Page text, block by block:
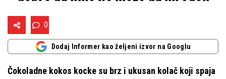
0
Dodaj Informer kao željeni izvor na Googlu
Čokoladne kokos kocke su brz i ukusan kolač koji spaja